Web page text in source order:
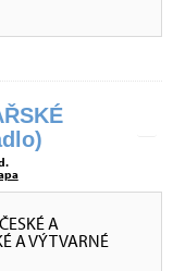
A
A VÝTVARNÉ